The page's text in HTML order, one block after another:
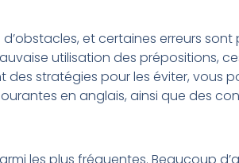
et certaines erreurs
utilisation des prépositions,
stratégies pour les éviter, vous
en anglais, ainsi que des